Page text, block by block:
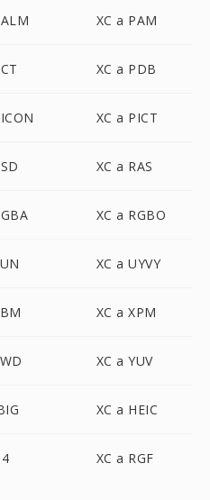
XC a PAM
XC a PDB
XC a PICT
XC a RAS
XC a RGBO
XC a UYVY
XC a XPM
XC a YUV
XC a HEIC
XC a RGF